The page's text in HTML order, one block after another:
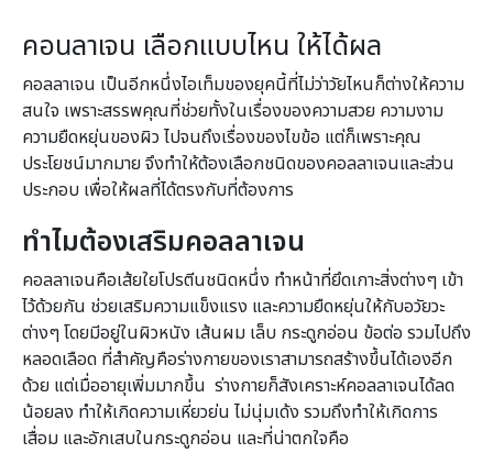
คอนลาเจน เลือกแบบไหน ให้ได้ผล
คอลลาเจน เป็นอีกหนึ่งไอเท็มของยุคนี้ที่ไม่ว่าวัยไหนก็ต่างให้ความ
สนใจ เพราะสรรพคุณที่ช่วยทั้งในเรื่องของความสวย ความงาม
ความยืดหยุ่นของผิว ไปจนถึงเรื่องของไขข้อ แต่ก็เพราะคุณ
ประโยชน์มากมาย จึงทำให้ต้องเลือกชนิดของคอลลาเจนและส่วน
ประกอบ เพื่อให้ผลที่ได้ตรงกับที่ต้องการ
ทำไมต้องเสริมคอลลาเจน
คอลลาเจนคือเส้ยใยโปรตีนชนิดหนึ่ง ทำหน้าที่ยึดเกาะสิ่งต่างๆ เข้า
ไว้ด้วยกัน ช่วยเสริมความแข็งแรง และความยืดหยุ่นให้กับอวัยวะ
ต่างๆ โดยมีอยู่ในผิวหนัง เส้นผม เล็บ กระดูกอ่อน ข้อต่อ รวมไปถึง
หลอดเลือด ที่สำคัญคือร่างกายของเราสามารถสร้างขึ้นได้เองอีก
ด้วย แต่เมื่ออายุเพิ่มมากขึ้น ร่างกายก็สังเคราะห์คอลลาเจนได้ลด
น้อยลง ทำให้เกิดความเหี่ยวย่น ไม่นุ่มเด้ง รวมถึงทำให้เกิดการ
เสื่อม และอักเสบในกระดูกอ่อน และที่น่าตกใจคือ